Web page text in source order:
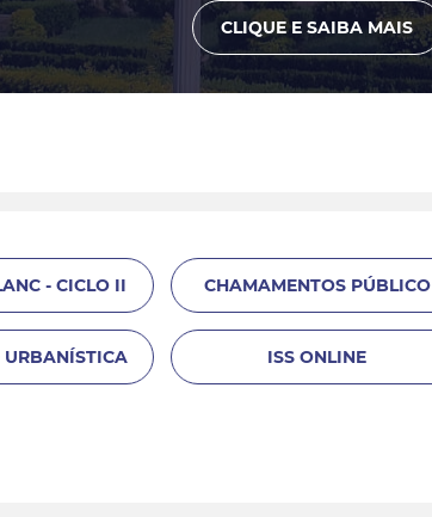
CLIQUE E SAIBA MAIS
- CICLO II CHAMAMENTOS PÚBLICO
URBANÍSTICA ISS ONLINE